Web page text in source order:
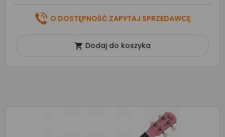
O DOSTĘPNOŚĆ ZAPYTAJ SPRZEDAWCĘ
 Dodaj do koszyka